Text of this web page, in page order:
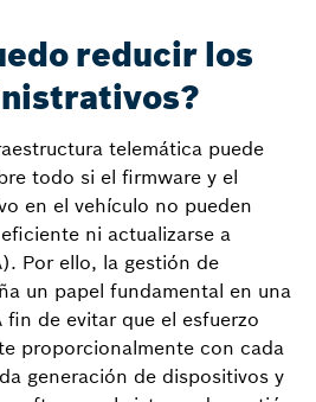
reducir los
telemática puede
todo si el firmware y el
en el vehículo no pueden
ni actualizarse a
Por ello, la gestión de
un papel fundamental en una
de evitar que el esfuerzo
proporcionalmente con cada
generación de dispositivos y